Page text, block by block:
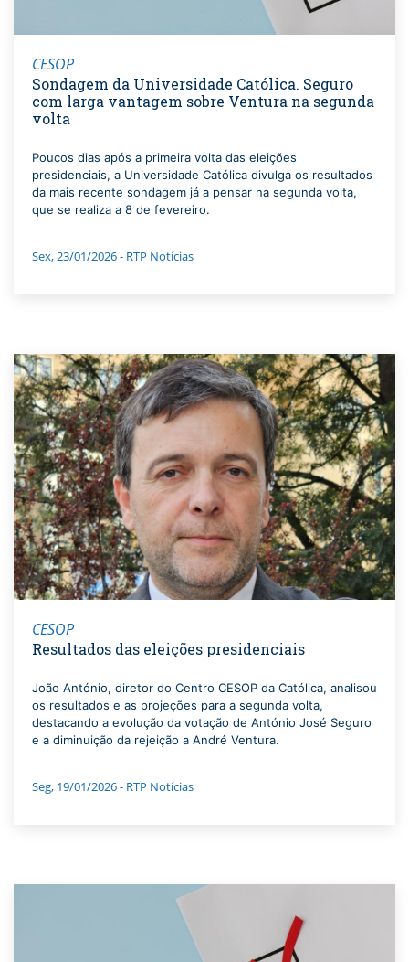
CESOP
Sondagem da Universidade Católica. Seguro
com larga vantagem sobre Ventura na segunda
volta
Poucos dias após a primeira volta das eleições
presidenciais, a Universidade Católica divulga os resultados
da mais recente sondagem já a pensar na segunda volta,
que se realiza a 8 de fevereiro.
Sex, 23/01/2026 - RTP Notícias
CESOP
Resultados das eleições presidenciais
João António, diretor do Centro CESOP da Católica, analisou
os resultados e as projeções para a segunda volta,
destacando a evolução da votação de António José Seguro
e a diminuição da rejeição a André Ventura.
Seg, 19/01/2026 - RTP Notícias